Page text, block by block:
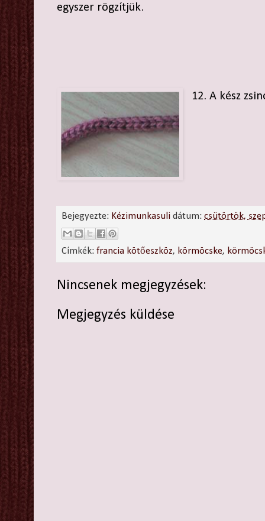
egyszer rögzítjük.
12. A kész
Bejegyezte: Kézimunkasuli dátum:csütörtök,
Címkék:francia kötőeszköz, körmöcske,
Nincsenek megjegyzések:
Megjegyzés küldése